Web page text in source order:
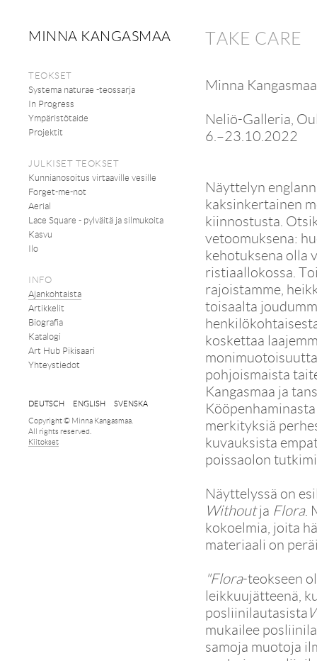
MINNA KANGASMAA
TEOKSET
Systema naturae -teossarja
In Progress
Ympäristötaide
Projektit
JULKISET TEOKSET
Kunnianosoitus virtaaville vesille
Forget-me-not
Aerial
Lace Square - pylväitä ja silmukoita
Kasvu
Ilo
INFO
Ajankohtaista
Artikkelit
Biografia
Katalogi
Art Hub Pikisaari
Yhteystiedot
DEUTSCH ENGLISH
SVENSKA
Copyright © Minna Kangasmaa.
All rights reserved.
Kiitokset
TAKE CARE
Minna
Neliö-Galleria,
6.–23.10.2022
Näyttelyn
kaksinkertainen
kiinnostusta.
vetoomuksena:
kehotuksena olla
ristiaallokossa.
rajoistamme,
toisaalta
koskettaa
pohjoismaista
Kangasmaa ja
merkityksiä
kuvauksista
poissaolon
Näyttelyssä on
Withoutja Flora.
kokoelmia, joita
materiaali on
"Flora-teokseen
leikkuujätteenä,
posliinilautasista
mukailee
samoja muotoja